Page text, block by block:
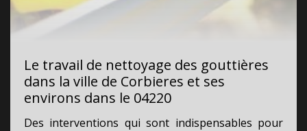
Le travail de nettoyage des gouttières
dans la ville de Corbieres et ses
environs dans le 04220
Des interventions qui sont indispensables pour